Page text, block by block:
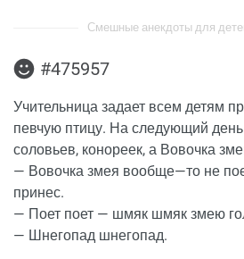
Смешные анекдоты для
#475957
Учительница задает всем детям
певчую птицу. На следующий
соловьев, конореек, а Вовочка
— Вовочка змея вообще—то не
принес.
— Поет поет — шмяк шмяк змею
— Шнегопад шнегопад.